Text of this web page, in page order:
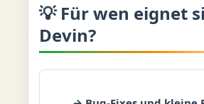
💡 Für wen eignet
Devin?